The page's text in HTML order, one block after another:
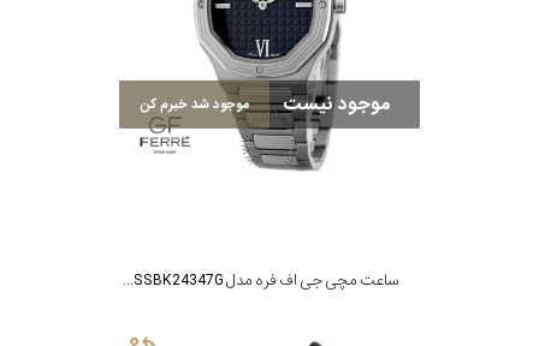
موجود نیست موجود شد خبرم کن
ساعت مچی جی اف فره مدل GFSSBK24347G